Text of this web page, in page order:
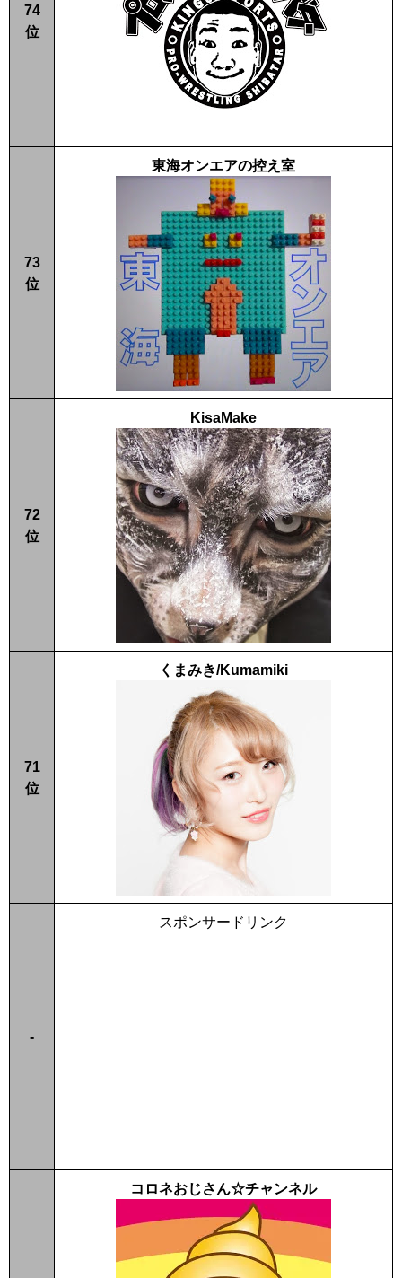
74
位
73
位
東海オンエアの控え室
72
位
KisaMake
71
位
くまみき/Kumamiki
-
スポンサードリンク
コロネおじさん☆チャンネル